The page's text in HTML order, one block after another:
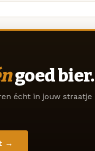
goed bier.
écht in jouw straatje
→